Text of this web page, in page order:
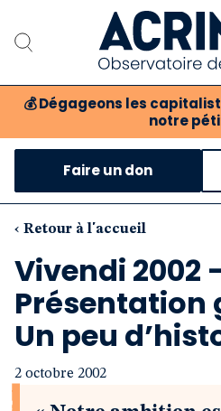
💰 Dégageons les
notre
Notre
Notre critique
Nos
Notre
Faire un don
‹ Retour à l'accueil
Vivendi 2002
Présentation
Un peu
2 octobre 2002